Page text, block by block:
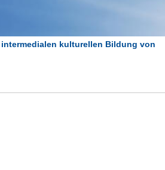
kulturellen Bildung von